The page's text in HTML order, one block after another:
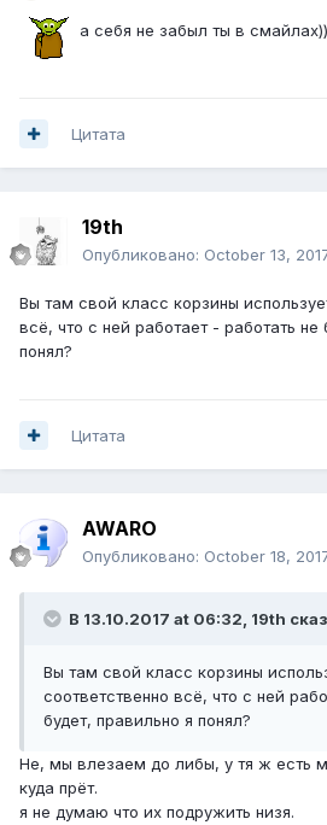
а себя не забыл ты в смайлах))
Цитата
19th
Опубликовано: October 13,
Вы там свой класс корзины
всё, что с ней работает - работать не
понял?
Цитата
AWARO
Опубликовано: October 18,
В 13.10.2017 at 06:32, 19th
Вы там свой класс корзины
соответственно всё, что с ней
будет, правильно я понял?
Не, мы влезаем до либы, у тя ж есть
куда прёт.
я не думаю что их подружить низя.